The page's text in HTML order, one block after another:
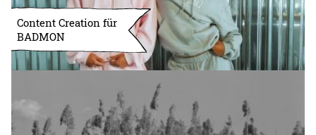
Content Creation für
BADMON